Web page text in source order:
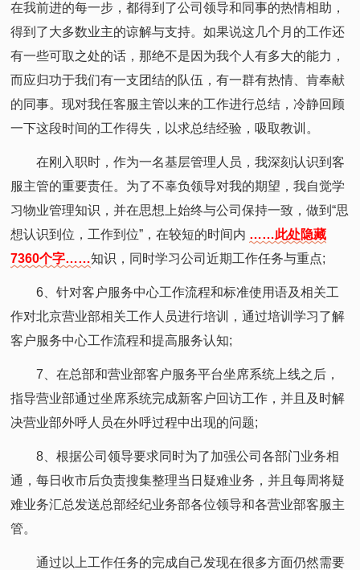
在我前进的每一步，都得到了公司领导和同事的热情相助，
得到了大多数业主的谅解与支持。如果说这几个月的工作还
有一些可取之处的话，那绝不是因为我个人有多大的能力，
而应归功于我们有一支团结的队伍，有一群有热情、肯奉献
的同事。现对我任客服主管以来的工作进行总结，冷静回顾
一下这段时间的工作得失，以求总结经验，吸取教训。
在刚入职时，作为一名基层管理人员，我深刻认识到客
服主管的重要责任。为了不辜负领导对我的期望，我自觉学
习物业管理知识，并在思想上始终与公司保持一致，做到“思
想认识到位，工作到位”，在较短的时间内 ……此处隐藏
7360个字……知识，同时学习公司近期工作任务与重点;
6、针对客户服务中心工作流程和标准使用语及相关工
作对北京营业部相关工作人员进行培训，通过培训学习了解
客户服务中心工作流程和提高服务认知;
7、在总部和营业部客户服务平台坐席系统上线之后，
指导营业部通过坐席系统完成新客户回访工作，并且及时解
决营业部外呼人员在外呼过程中出现的问题;
8、根据公司领导要求同时为了加强公司各部门业务相
通，每日收市后负责搜集整理当日疑难业务，并且每周将疑
难业务汇总发送总部经纪业务部各位领导和各营业部客服主
管。
通过以上工作任务的完成自己发现在很多方面仍然需要